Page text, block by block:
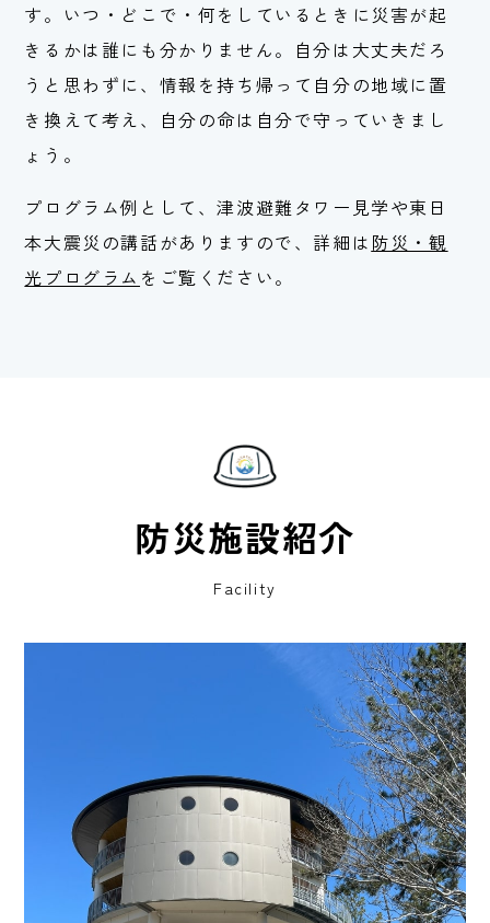
す。いつ・どこで・何をしているときに災害が起
きるかは誰にも分かりません。自分は大丈夫だろ
うと思わずに、情報を持ち帰って自分の地域に置
き換えて考え、自分の命は自分で守っていきまし
ょう。
プログラム例として、津波避難タワー見学や東日
本大震災の講話がありますので、詳細は 防災・観
光プログラム をご覧ください。
防災施設紹介
Facility